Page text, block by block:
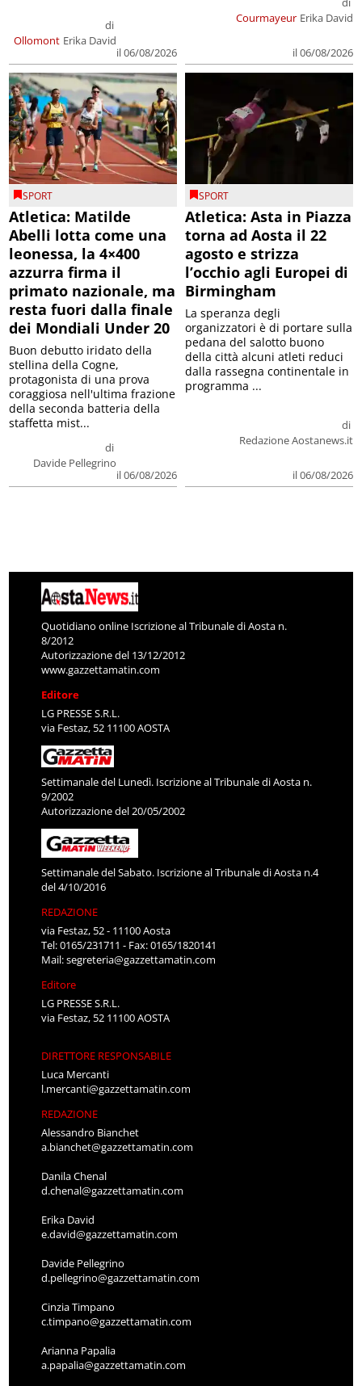
Ollomont
di
Erika David
il 06/08/2026
Courmayeur Erika David
il 06/08/2026
SPORT
Atletica: Matilde
Abelli lotta come una
leonessa, la 4×400
azzurra firma il
primato nazionale, ma
resta fuori dalla finale
dei Mondiali Under 20
di
Davide Pellegrino
il 06/08/2026
Buon debutto iridato della
stellina della Cogne,
protagonista di una prova
coraggiosa nell'ultima frazione
della seconda batteria della
staffetta mist...
SPORT
Atletica: Asta in Piazza
torna ad Aosta il 22
agosto e strizza
l’occhio agli Europei di
Birmingham
di
Redazione Aostanews.it
il 06/08/2026
La speranza degli
organizzatori è di portare sulla
pedana del salotto buono
della città alcuni atleti reduci
dalla rassegna continentale in
programma ...
Quotidiano online Iscrizione al Tribunale di Aosta n.
8/2012
Autorizzazione del 13/12/2012
www.gazzettamatin.com
Editore
LG PRESSE S.R.L.
via Festaz, 52 11100 AOSTA
Settimanale del Lunedì. Iscrizione al Tribunale di Aosta n.
9/2002
Autorizzazione del 20/05/2002
Settimanale del Sabato. Iscrizione al Tribunale di Aosta n.4
del 4/10/2016
REDAZIONE
via Festaz, 52 - 11100 Aosta
Tel: 0165/231711 - Fax: 0165/1820141
Mail:segreteria@gazzettamatin.com
Editore
LG PRESSE S.R.L.
via Festaz, 52 11100 AOSTA
DIRETTORE RESPONSABILE
Luca Mercanti
l.mercanti@gazzettamatin.com
REDAZIONE
Alessandro Bianchet
a.bianchet@gazzettamatin.com
Danila Chenal
d.chenal@gazzettamatin.com
Erika David
e.david@gazzettamatin.com
Davide Pellegrino
d.pellegrino@gazzettamatin.com
Cinzia Timpano
c.timpano@gazzettamatin.com
Arianna Papalia
a.papalia@gazzettamatin.com